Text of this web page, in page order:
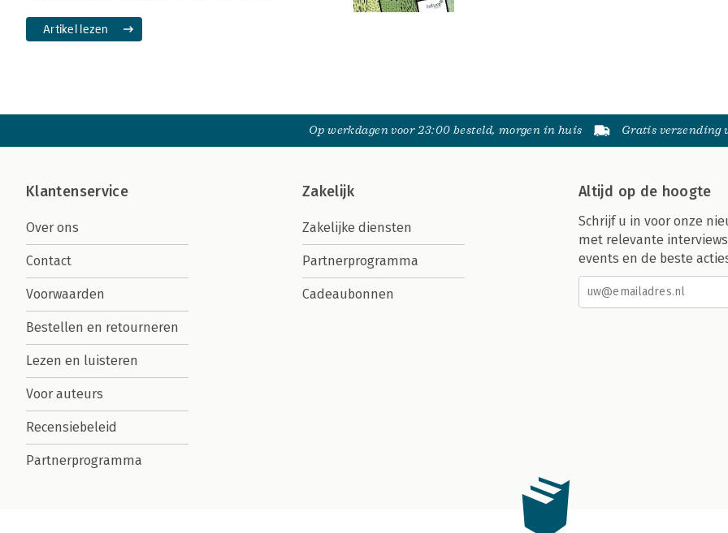
Artikel lezen
Op werkdagen voor 23:00 besteld, morgen in huis Gratis verzending
Klantenservice
Over ons
Contact
Voorwaarden
Bestellen en retourneren
Lezen en luisteren
Voor auteurs
Recensiebeleid
Partnerprogramma
Zakelijk
Zakelijke diensten
Partnerprogramma
Cadeaubonnen
Altijd op de hoogte
Schrijf u in voor onze
met relevante
events en de beste